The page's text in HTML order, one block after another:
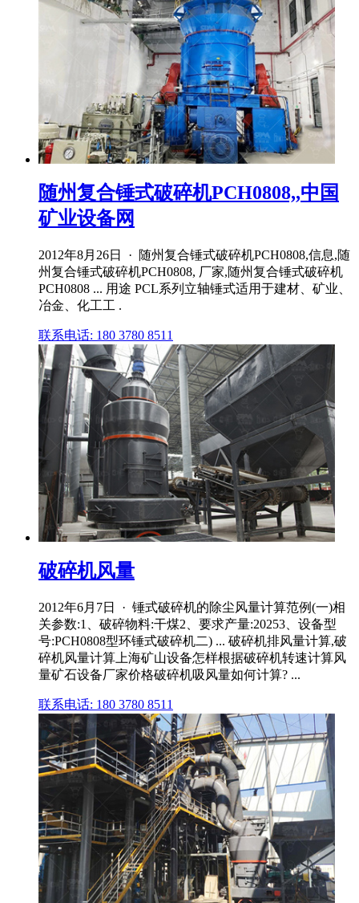
随州复合锤式破碎机PCH0808,,中国
矿业设备网
2012年8月26日 · 随州复合锤式破碎机PCH0808,信息,随
州复合锤式破碎机PCH0808, 厂家,随州复合锤式破碎机
PCH0808 ... 用途 PCL系列立轴锤式适用于建材、矿业、
冶金、化工工 .
联系电话: 180 3780 8511
破碎机风量
2012年6月7日 · 锤式破碎机的除尘风量计算范例(一)相
关参数:1、破碎物料:干煤2、要求产量:20253、设备型
号:PCH0808型环锤式破碎机二) ... 破碎机排风量计算,破
碎机风量计算上海矿山设备怎样根据破碎机转速计算风
量矿石设备厂家价格破碎机吸风量如何计算? ...
联系电话: 180 3780 8511